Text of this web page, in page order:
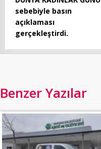
sebebiyle basın
açıklaması
gerçekleştirdi.
Benzer Yazılar